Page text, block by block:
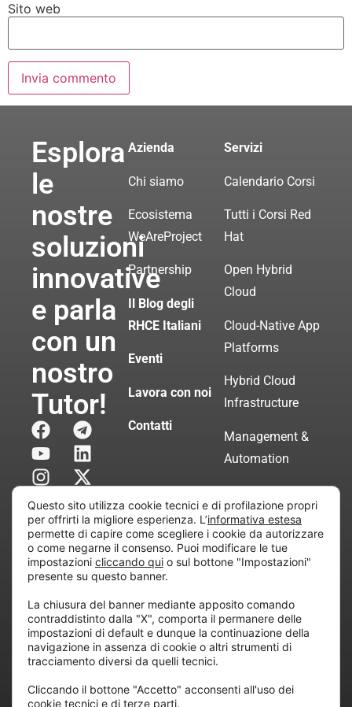
Sito web
Esplora
le
nostre
soluzioni
innovative
e parla
con un
nostro
Tutor!
Azienda
Chi siamo
Ecosistema
WeAreProject
Partnership
Il Blog degli
RHCE Italiani
Eventi
Lavora con noi
Contatti
Servizi
Calendario Corsi
Tutti i Corsi Red
Hat
Open Hybrid
Cloud
Cloud-Native App
Platforms
Hybrid Cloud
Infrastructure
Management &
Automation
Servizi di
Consulenza
Certificata
all’attività di direzione e coordinamento di “Project
Informatica”
REA: MI – 194005, P. IVA / CF 07165600961 – All
rights reserved.
Questo sito utilizza cookie tecnici e di profilazione propri
per offrirti la migliore esperienza. L’informativa estesa
permette di capire come scegliere i cookie da autorizzare
o come negarne il consenso. Puoi modificare le tue
impostazioni cliccando qui o sul bottone "Impostazioni"
presente su questo banner.
La chiusura del banner mediante apposito comando
contraddistinto dalla "X", comporta il permanere delle
impostazioni di default e dunque la continuazione della
navigazione in assenza di cookie o altri strumenti di
tracciamento diversi da quelli tecnici.
Cliccando il bottone "Accetto" acconsenti all'uso dei
cookie tecnici e di terze parti.